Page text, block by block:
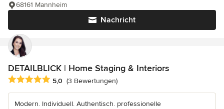
Nachricht
68161 Mannheim
DETAILBLICK | Home Staging & Interiors
Durchschnittliche Bewertung: 5 von 5 Sternen
5,0 (3 Bewertungen)
Modern. Individuell. Authentisch. professionelle